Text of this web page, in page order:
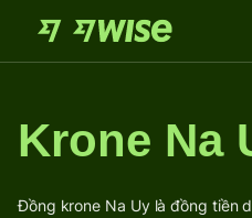
Krone Na
Đồng krone Na Uy là đồng tiền